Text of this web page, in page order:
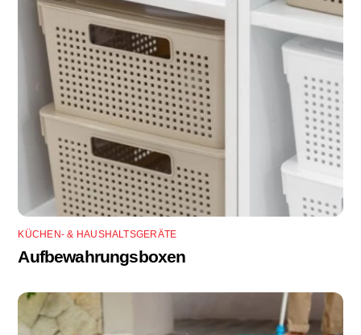
KÜCHEN- & HAUSHALTSGERÄTE
Aufbewahrungsboxen